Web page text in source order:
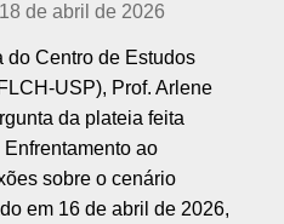
18 de abril de 2026
do Centro de Estudos
USP), Prof. Arlene
da plateia feita
ao
sobre o cenário
em 16 de abril de 2026,